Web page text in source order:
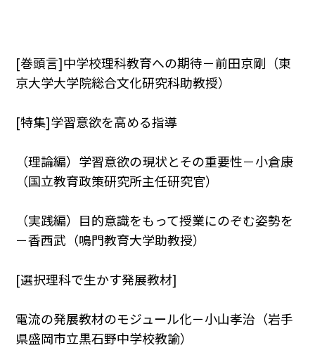
[巻頭言]中学校理科教育への期待－前田京剛（東
京大学大学院総合文化研究科助教授）
[特集]学習意欲を高める指導
（理論編）学習意欲の現状とその重要性－小倉康
（国立教育政策研究所主任研究官）
（実践編）目的意識をもって授業にのぞむ姿勢を
－香西武（鳴門教育大学助教授）
[選択理科で生かす発展教材]
電流の発展教材のモジュール化－小山孝治（岩手
県盛岡市立黒石野中学校教諭）